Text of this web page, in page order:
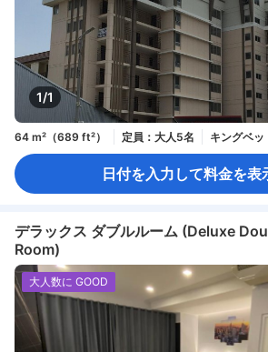
1/1
64 m²（689 ft²） 定員：大人5名 キングベッ
日付を入力して料金を表
デラックス ダブルルーム (Deluxe
Room)
大人数に GOOD